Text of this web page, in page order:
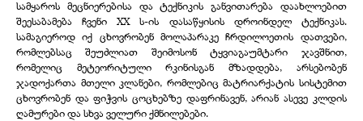
სამყაროს მეცნიერებისა და ტექნიკის განვითარება დაახლოებით
შეესაბამება ჩვენი XX ს-ის დასაწყისის დროინდელ ტექნიკას.
სამაგიეროდ იქ ცხოვრობენ მოლაპარაკე ჩრდილოეთის დათვები,
რომლებსაც შეუძლიათ შეიმოსონ ტყვიაგაუმტარი ჯავშნით,
რომელიც მეტეორიტული რკინისგან მზადდება, არსებობენ
ჯადოქართა მთელი კლანები, რომლებიც მატრიარქატის სისტემით
ცხოვრობენ და ფიჭვის ცოცხებზე დაფრინავენ, არიან ასევე კლდის
ღამურები და სხვა ველური ქმნილებები.